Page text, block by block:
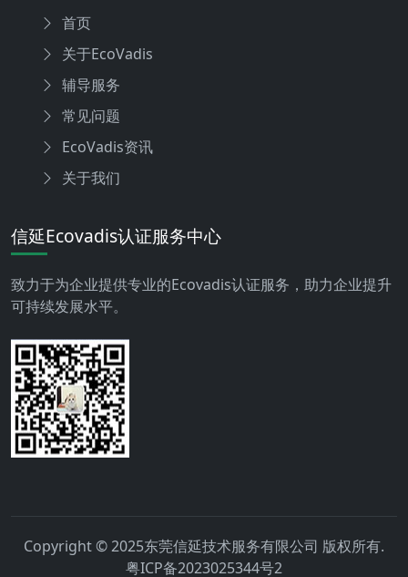
首页
关于EcoVadis
辅导服务
常见问题
EcoVadis资讯
关于我们
信延Ecovadis认证服务中心
致力于为企业提供专业的Ecovadis认证服务，助力企业提升
可持续发展水平。
Copyright © 2025东莞信延技术服务有限公司 版权所有.
粤ICP备2023025344号2